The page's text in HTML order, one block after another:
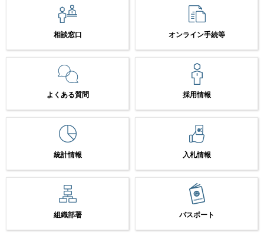
相談窓口 オンライン手続等
よくある質問 採用情報
統計情報 入札情報
組織部署 パスポート